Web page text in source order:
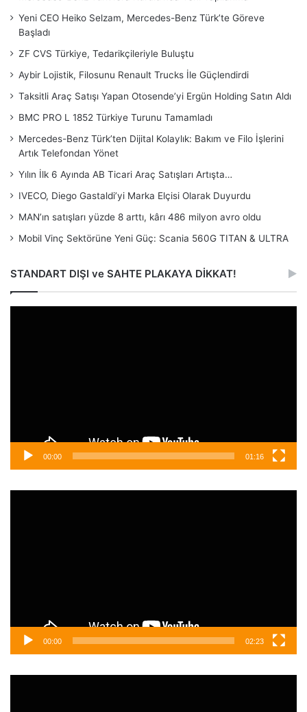
Yeni CEO Heiko Selzam, Mercedes-Benz Türk’te Göreve
Başladı
ZF CVS Türkiye, Tedarikçileriyle Buluştu
Aybir Lojistik, Filosunu Renault Trucks İle Güçlendirdi
Taksitli Araç Satışı Yapan Otosende’yi Ergün Holding Satın Aldı
BMC PRO L 1852 Türkiye Turunu Tamamladı
Mercedes-Benz Türk’ten Dijital Kolaylık: Bakım ve Filo İşlerini
Artık Telefondan Yönet
Yılın İlk 6 Ayında AB Ticari Araç Satışları Artışta…
IVECO, Diego Gastaldi’yi Marka Elçisi Olarak Duyurdu
MAN’ın satışları yüzde 8 arttı, kârı 486 milyon avro oldu
Mobil Vinç Sektörüne Yeni Güç: Scania 560G TITAN & ULTRA
STANDART DIŞI ve SAHTE PLAKAYA DİKKAT!
00:00 01:16
00:00 02:23